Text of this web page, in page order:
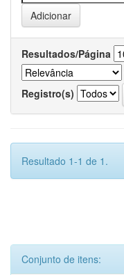
Resultados/Página
Registro(s)
Resultado 1-1 de 1.
Conjunto de itens: